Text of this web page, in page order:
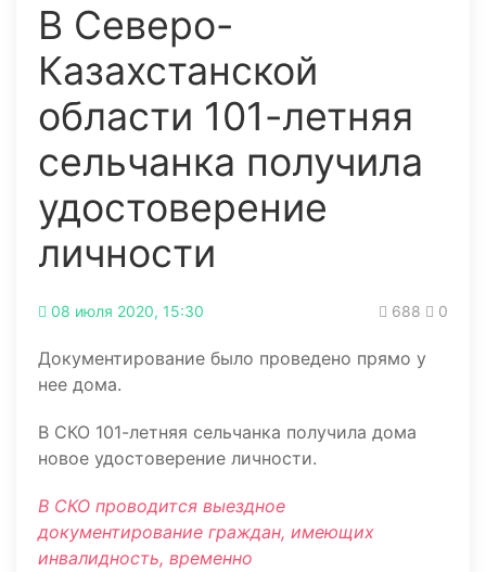
В Северо-
Казахстанской
области 101-летняя
сельчанка получила
удостоверение
личности
08 июля 2020, 15:30 688 0
Документирование было проведено прямо у
нее дома.
В СКО 101-летняя сельчанка получила дома
новое удостоверение личности.
В СКО проводится выездное
документирование граждан, имеющих
инвалидность, временно